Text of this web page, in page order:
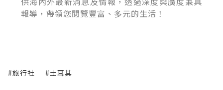
報導，帶領您閱覽豐富、多元的生活！
#旅行社 #土耳其